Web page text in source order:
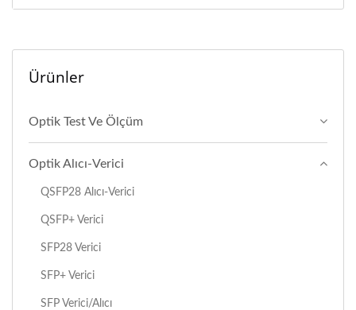
Ürünler
Optik Test Ve Ölçüm
Optik Alıcı-Verici
QSFP28 Alıcı-Verici
QSFP+ Verici
SFP28 Verici
SFP+ Verici
SFP Verici/alıcı